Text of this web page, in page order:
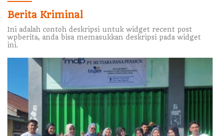
Berita Kriminal
Ini adalah contoh deskripsi untuk widget recent post
wpberita, anda bisa memasukkan deskripsi pada widget
ini.